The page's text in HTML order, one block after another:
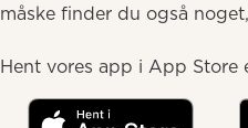
måske finder du også
Hent vores app i App Store